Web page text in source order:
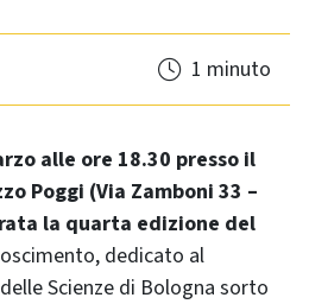
1 minuto
Poggi (Via Zamboni 33 –
la quarta edizione del
dedicato al
Scienze di Bologna sorto